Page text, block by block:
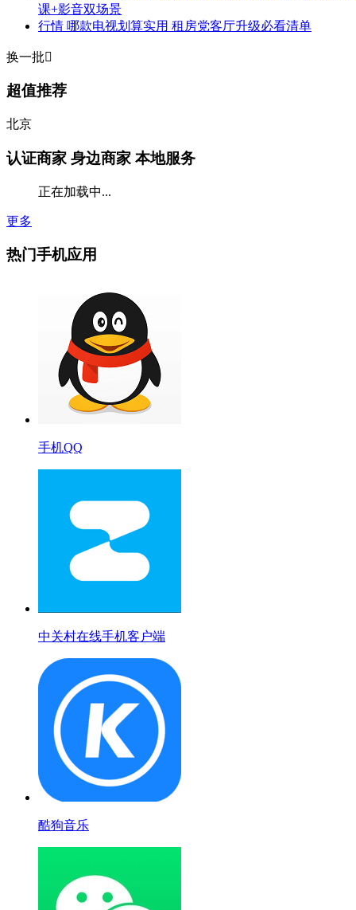
课+影音双场景
行情 哪款电视划算实用 租房党客厅升级必看清单
换一批
超值推荐
北京
认证商家 身边商家 本地服务
正在加载中...
更多
热门手机应用
手机QQ
中关村在线手机客户端
酷狗音乐